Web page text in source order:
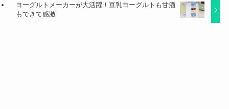
ヨーグルトメーカーが大活躍！豆乳ヨーグルトも甘酒
もできて感激